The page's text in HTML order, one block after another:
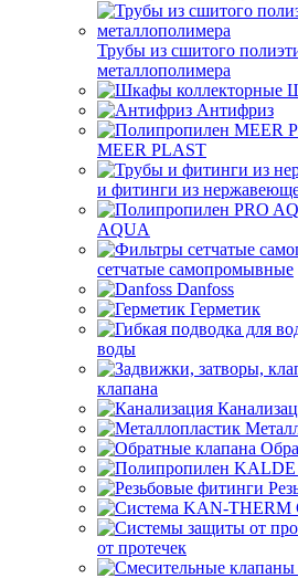
Трубы из сшитого
металлополимера
Антифриз
MEER PLAST
и фитинги из
AQUA
сетчатые самопромывные
Danfoss
Герметик
воды
клапана
от протечек